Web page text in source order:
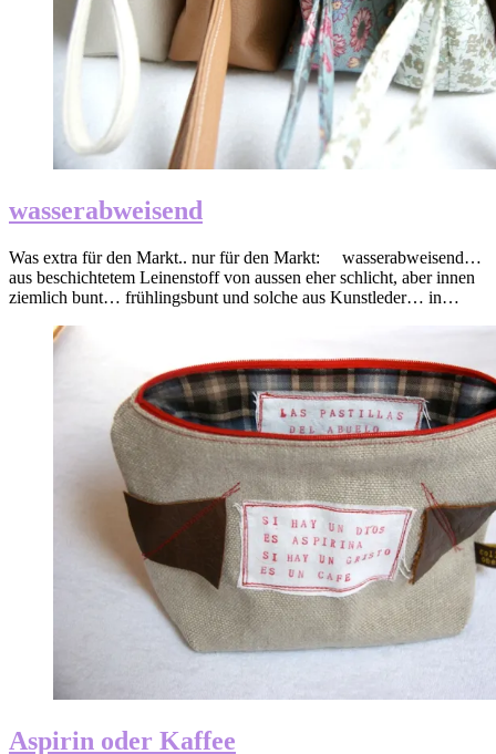
wasserabweisend
Was extra für den Markt.. nur für den Markt: wasserabweisend…
aus beschichtetem Leinenstoff von aussen eher schlicht, aber innen
ziemlich bunt… frühlingsbunt und solche aus Kunstleder… in…
Aspirin oder Kaffee